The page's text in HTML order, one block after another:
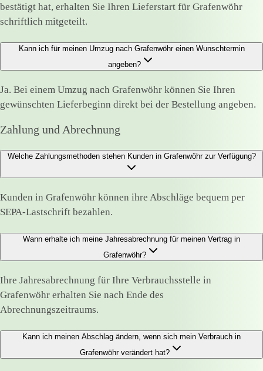
bestätigt hat, erhalten Sie Ihren Lieferstart für Grafenwöhr
schriftlich mitgeteilt.
Kann ich für meinen Umzug nach Grafenwöhr einen Wunschtermin
angeben?
Ja. Bei einem Umzug nach Grafenwöhr können Sie Ihren
gewünschten Lieferbeginn direkt bei der Bestellung angeben.
Zahlung und Abrechnung
Welche Zahlungsmethoden stehen Kunden in Grafenwöhr zur Verfügung?
Kunden in Grafenwöhr können ihre Abschläge bequem per
SEPA-Lastschrift bezahlen.
Wann erhalte ich meine Jahresabrechnung für meinen Vertrag in
Grafenwöhr?
Ihre Jahresabrechnung für Ihre Verbrauchsstelle in
Grafenwöhr erhalten Sie nach Ende des
Abrechnungszeitraums.
Kann ich meinen Abschlag ändern, wenn sich mein Verbrauch in
Grafenwöhr verändert hat?